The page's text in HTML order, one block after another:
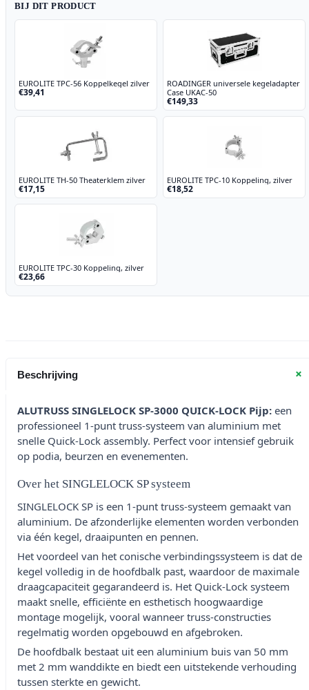
BIJ DIT PRODUCT
EUROLITE TPC-56 Koppelkegel zilver
€39,41
ROADINGER universele kegeladapter
Case UKAC-50
€149,33
EUROLITE TH-50 Theaterklem zilver
€17,15
EUROLITE TPC-10 Koppeling, zilver
€18,52
EUROLITE TPC-30 Koppeling, zilver
€23,66
Beschrijving +
ALUTRUSS SINGLELOCK SP-3000 QUICK-LOCK Pijp: een
professioneel 1-punt truss-systeem van aluminium met
snelle Quick-Lock assembly. Perfect voor intensief gebruik
op podia, beurzen en evenementen.
Over het SINGLELOCK SP systeem
SINGLELOCK SP is een 1-punt truss-systeem gemaakt van
aluminium. De afzonderlijke elementen worden verbonden
via één kegel, draaipunten en pennen.
Het voordeel van het conische verbindingssysteem is dat de
kegel volledig in de hoofdbalk past, waardoor de maximale
draagcapaciteit gegarandeerd is. Het Quick-Lock systeem
maakt snelle, efficiënte en esthetisch hoogwaardige
montage mogelijk, vooral wanneer truss-constructies
regelmatig worden opgebouwd en afgebroken.
De hoofdbalk bestaat uit een aluminium buis van 50 mm
met 2 mm wanddikte en biedt een uitstekende verhouding
tussen sterkte en gewicht.